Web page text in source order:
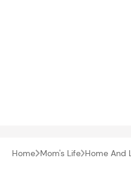
Home Mom's Life Home And